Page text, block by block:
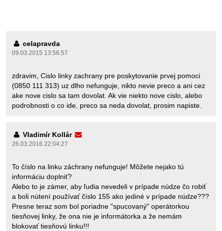
celapravda
09.03.2015 13:56:57
zdravim, Cislo linky zachrany pre poskytovanie prvej pomoci
(0850 111 313) uz dlho nefunguje, nikto nevie preco a ani cez
ake nove cislo sa tam dovolat. Ak vie niekto nove cislo, alebo
podrobnosti o co ide, preco sa neda dovolat, prosim napiste.
Vladimír Kollár
26.03.2016 22:04:27
To číslo na linku záchrany nefunguje! Môžete nejako tú
informáciu doplniť?
Alebo to je zámer, aby ľudia nevedeli v prípade núdze čo robiť
a boli nútení používať číslo 155 ako jediné v prípade núdze???
Presne teraz som bol poriadne "spucovaný" operátorkou
tiesňovej linky, že ona nie je informátorka a že nemám
blokovať tiesňovú linku!!!